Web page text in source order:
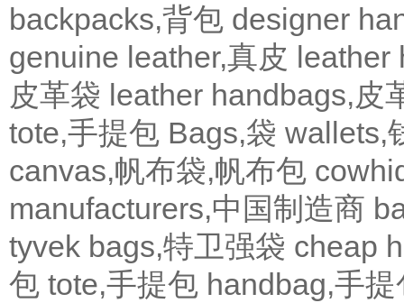
backpacks,背包 designer
genuine leather,真皮 leather
皮革袋 leather handbags,皮
tote,手提包 Bags,袋 wallets,
canvas,帆布袋,帆布包
manufacturers,中国制造商
tyvek bags,特卫强袋 cheap
包 tote,手提包 handbag,手提